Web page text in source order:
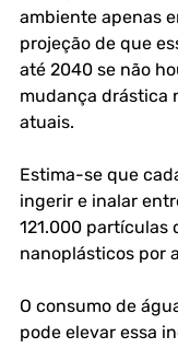
ambiente apenas
projeção de que
até 2040 se não
mudança drástica
atuais.
Estima-se que
ingerir e inalar
121.000 partículas
nanoplásticos por
O consumo de
pode elevar essa